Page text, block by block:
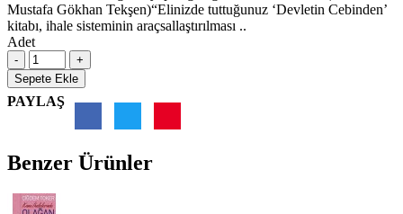
Mustafa Gökhan Tekşen)“Elinizde tuttuğunuz ‘Devletin Cebinden’
kitabı, ihale sisteminin araçsallaştırılması ..
Adet
Sepete Ekle
PAYLAŞ
Benzer Ürünler